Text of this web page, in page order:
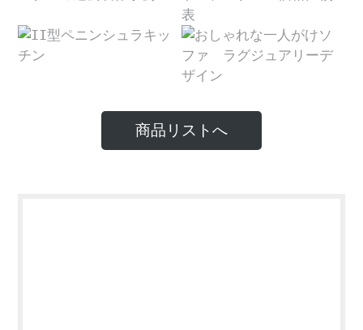
商品リストへ